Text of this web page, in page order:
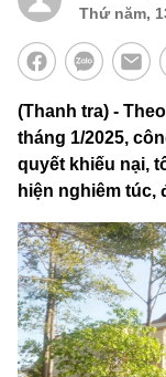
Thứ năm,
(Thanh tra) -
tháng 1/2025,
quyết khiếu nại,
hiện nghiêm túc,